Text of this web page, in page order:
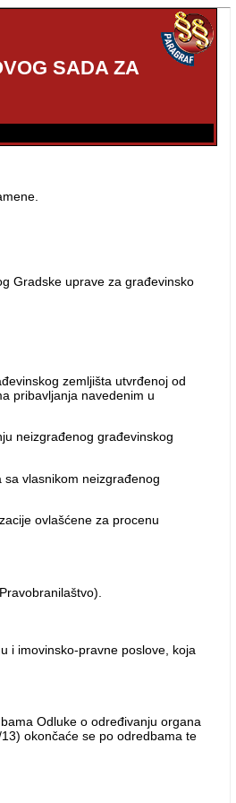
SADA ZA
Gradske uprave za građevinsko
zemljišta utvrđenoj od
pribavljanja navedenim u
neizgrađenog građevinskog
vlasnikom neizgrađenog
ovlašćene za procenu
i imovinsko-pravne poslove, koja
Odluke o određivanju organa
okončaće se po odredbama te